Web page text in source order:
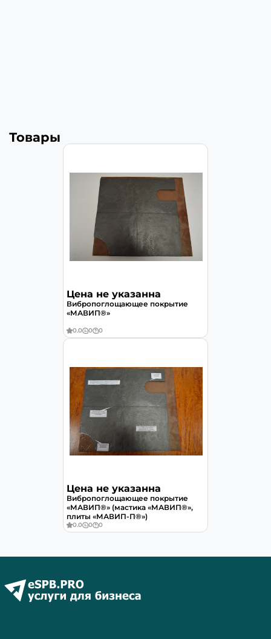
Товары
Цена не указанна
Вибропоглощающее покрытие
«МАВИП®»
0.0 0 0
Цена не указанна
Вибропоглощающее покрытие
«МАВИП®» (мастика «МАВИП®»,
плиты «МАВИП-П®»)
0.0 0 0